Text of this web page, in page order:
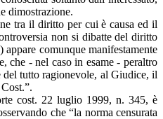
dimostrazione.
tra il diritto per cui è causa ed il
non si dibatte del diritto
comunque manifestamente
che - nel caso in esame - peraltro
tutto ragionevole, al Giudice, il
cost. 22 luglio 1999, n. 345, è
che “la norma censurata